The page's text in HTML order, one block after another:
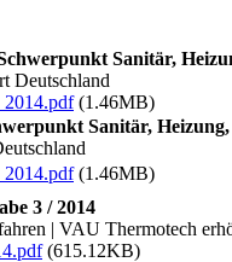
Sanitär,
Deutschland
(1.46MB)
Sanitär,
(1.46MB)
3 / 2014
| VAU Thermotech
(615.12KB)